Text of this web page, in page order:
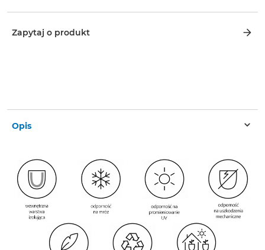
Zapytaj o produkt
Opis